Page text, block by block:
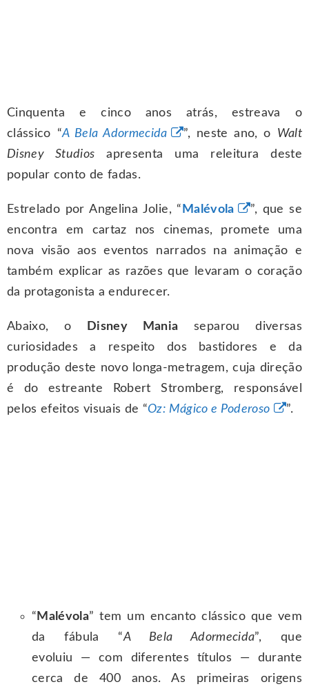
Cinquenta e cinco anos atrás, estreava o
clássico “A Bela Adormecida ”, neste ano, o Walt
Disney Studios apresenta uma releitura deste
popular conto de fadas.
Estrelado por Angelina Jolie, “ Malévola
”, que se
encontra em cartaz nos cinemas, promete uma
nova visão aos eventos narrados na animação e
também explicar as razões que levaram o coração
da protagonista a endurecer.
Abaixo, o Disney Mania separou diversas
curiosidades a respeito dos bastidores e da
produção deste novo longa-metragem, cuja direção
é do estreante Robert Stromberg, responsável
pelos efeitos visuais de “Oz: Mágico e Poderoso ”.
“ Malévola” tem um encanto clássico que vem
da fábula “A Bela Adormecida”, que
evoluiu — com diferentes títulos — durante
cerca de 400 anos. As primeiras origens